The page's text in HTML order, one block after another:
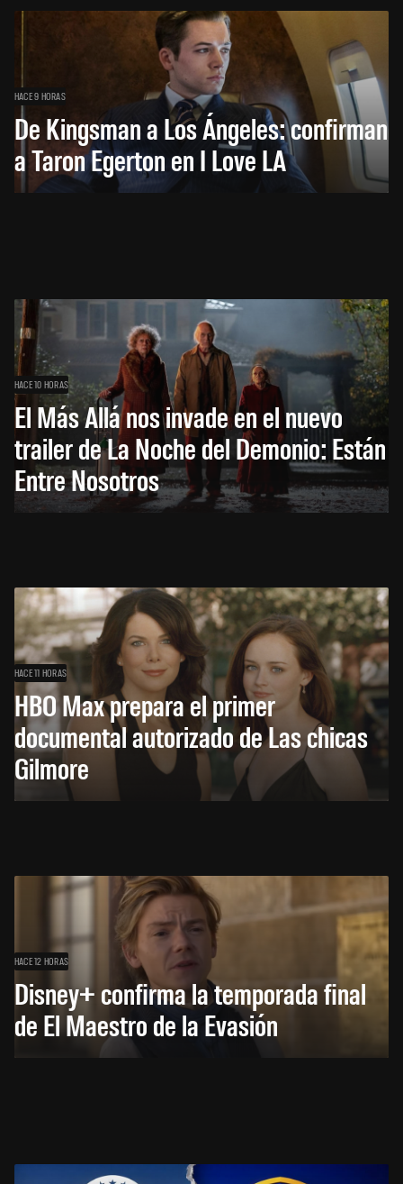
HACE 9 HORAS
De Kingsman a Los Ángeles: confirman
a Taron Egerton en I Love LA
HACE 10 HORAS
El Más Allá nos invade en el nuevo
trailer de La Noche del Demonio: Están
Entre Nosotros
HACE 11 HORAS
HBO Max prepara el primer
documental autorizado de Las chicas
Gilmore
HACE 12 HORAS
Disney+ confirma la temporada final
de El Maestro de la Evasión